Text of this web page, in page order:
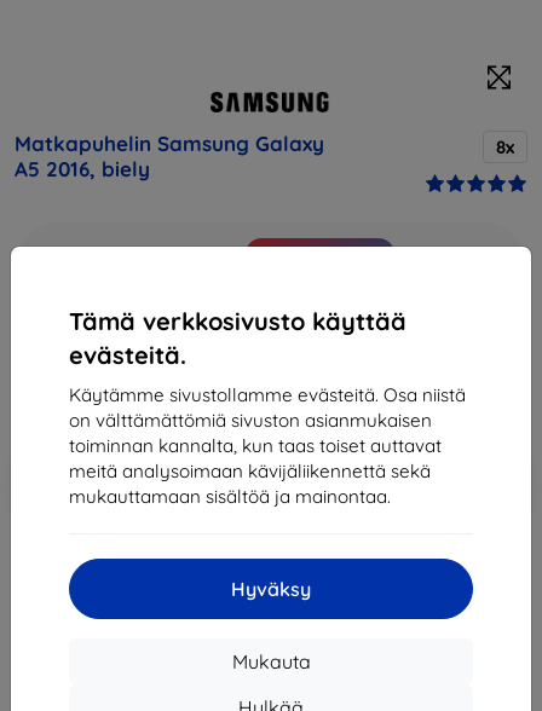
Tämä verkkosivusto käyttää
evästeitä.
Käytämme sivustollamme evästeitä. Osa niistä
on välttämättömiä sivuston asianmukaisen
toiminnan kannalta, kun taas toiset auttavat
meitä analysoimaan kävijäliikennettä sekä
mukauttamaan sisältöä ja mainontaa.
Hyväksy
Mukauta
Matkapuhelin Samsung Galaxy
A5 2016, biely
8x
233,90 €
210,51 €
-10%
Alennus kupongilla
EXTRA10
Lisää
Loppuunmyyty